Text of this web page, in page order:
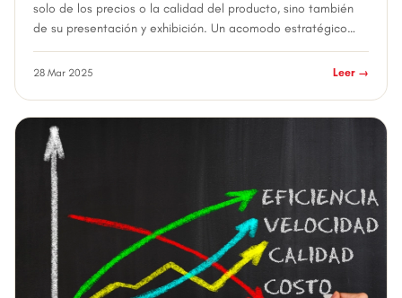
solo de los precios o la calidad del producto, sino también
de su presentación y exhibición. Un acomodo estratégico
puede hacer que un product...
28 Mar 2025 Leer →